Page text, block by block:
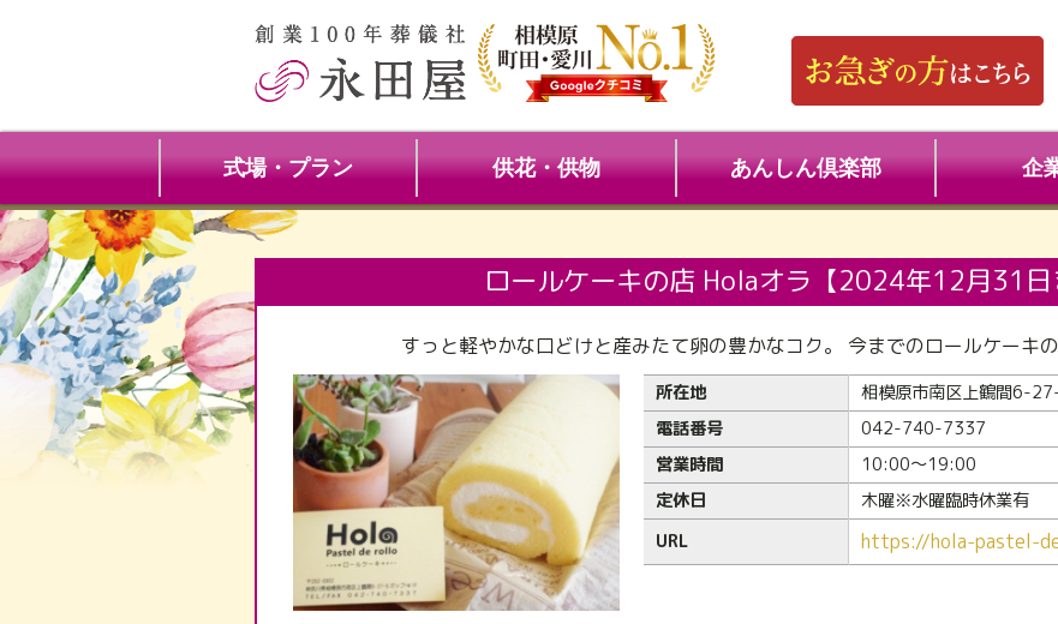
式場・プラン 供花・供物 あんしん倶楽部 企
ロールケーキの店 Holaオラ【2024年12月31日
すっと軽やかな口どけと産みたて卵の豊かなコク。 今までのロールケーキの
所在地
相模原市南区上鶴間6-
電話番号
042-740-7337
営業時間
10:00～19:00
定休日
木曜※水曜臨時休業有
URL
https://hola-pastel-